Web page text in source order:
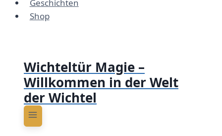
Geschichten
Shop
Wichteltür Magie –
Willkommen in der Welt
der Wichtel